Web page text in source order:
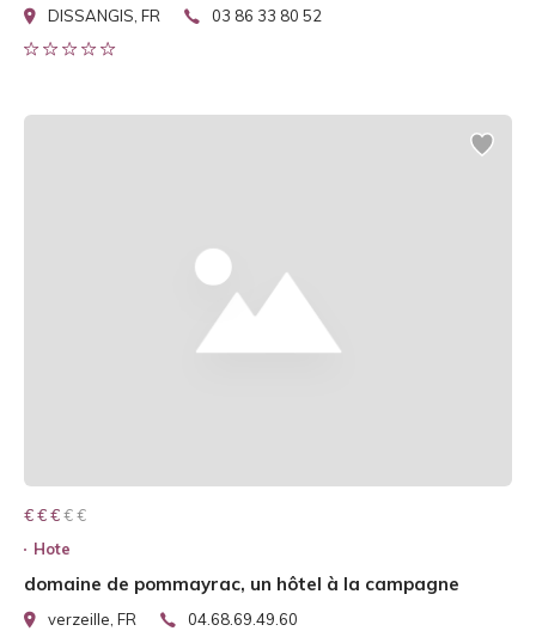
DISSANGIS, FR 03 86 33 80 52
€ € € € €
€ € €
Hote
domaine de pommayrac, un hôtel à la campagne
verzeille, FR 04.68.69.49.60